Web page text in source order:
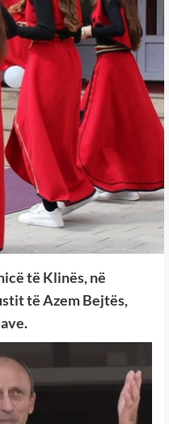
të Klinës, në
të Azem Bejtës,